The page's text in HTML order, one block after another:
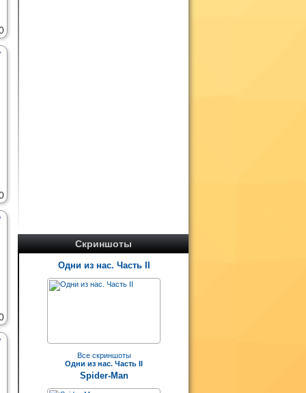
Скриншоты
Одни из нас. Часть II
Все скриншоты
Одни из нас. Часть II
Spider-Man